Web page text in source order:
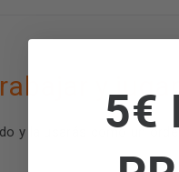
y
y la usarás como un
5€